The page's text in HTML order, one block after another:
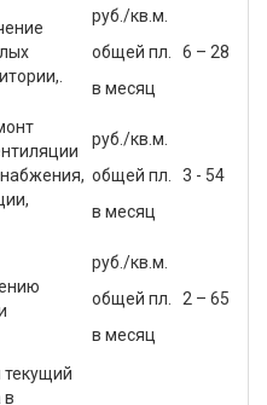
руб./кв.м.
общей пл.
в месяц
6 – 28
руб./кв.м.
общей пл.
в месяц
3 - 54
руб./кв.м.
общей пл.
в месяц
2 – 65
текущий
в